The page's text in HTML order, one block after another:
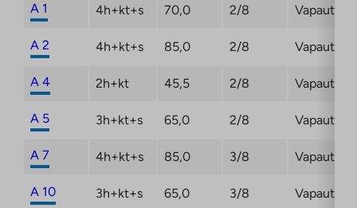
A 1 4h+kt+s 70,0 2/8
A 2 4h+kt+s 85,0 2/8
A 4 2h+kt 45,5 2/8
A 5 3h+kt+s 65,0 2/8
A 7 4h+kt+s 85,0 3/8
A 10 3h+kt+s 65,0 3/8